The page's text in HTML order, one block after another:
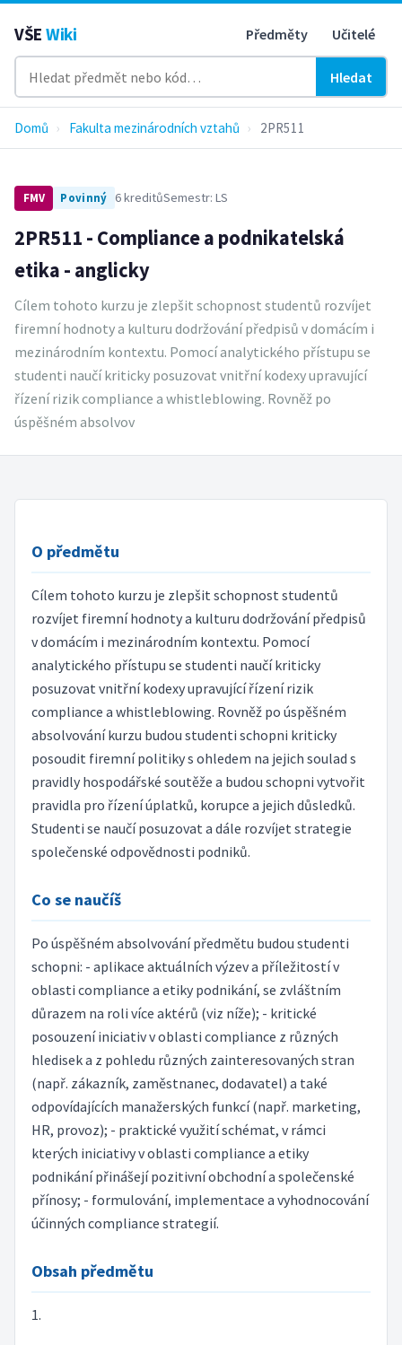
VŠE Wiki Předměty Učitelé
Hledat
Domů › Fakulta mezinárodních vztahů › 2PR511
FMV Povinný 6 kreditůSemestr: LS
2PR511 - Compliance a podnikatelská
etika - anglicky
Cílem tohoto kurzu je zlepšit schopnost studentů rozvíjet
firemní hodnoty a kulturu dodržování předpisů v domácím i
mezinárodním kontextu. Pomocí analytického přístupu se
studenti naučí kriticky posuzovat vnitřní kodexy upravující
řízení rizik compliance a whistleblowing. Rovněž po
úspěšném absolvov
O předmětu
Cílem tohoto kurzu je zlepšit schopnost studentů
rozvíjet firemní hodnoty a kulturu dodržování předpisů
v domácím i mezinárodním kontextu. Pomocí
analytického přístupu se studenti naučí kriticky
posuzovat vnitřní kodexy upravující řízení rizik
compliance a whistleblowing. Rovněž po úspěšném
absolvování kurzu budou studenti schopni kriticky
posoudit firemní politiky s ohledem na jejich soulad s
pravidly hospodářské soutěže a budou schopni vytvořit
pravidla pro řízení úplatků, korupce a jejich důsledků.
Studenti se naučí posuzovat a dále rozvíjet strategie
společenské odpovědnosti podniků.
Co se naučíš
Po úspěšném absolvování předmětu budou studenti
schopni: - aplikace aktuálních výzev a příležitostí v
oblasti compliance a etiky podnikání, se zvláštním
důrazem na roli více aktérů (viz níže); - kritické
posouzení iniciativ v oblasti compliance z různých
hledisek a z pohledu různých zainteresovaných stran
(např. zákazník, zaměstnanec, dodavatel) a také
odpovídajících manažerských funkcí (např. marketing,
HR, provoz); - praktické využití schémat, v rámci
kterých iniciativy v oblasti compliance a etiky
podnikání přinášejí pozitivní obchodní a společenské
přínosy; - formulování, implementace a vyhodnocování
účinných compliance strategií.
Obsah předmětu
1.